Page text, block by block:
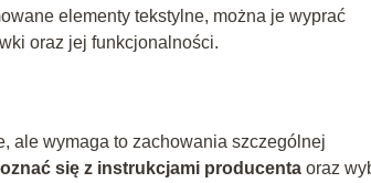
elementy tekstylne, można je wyprać
oraz jej funkcjonalności.
ale wymaga to zachowania szczególnej
się z instrukcjami producenta oraz